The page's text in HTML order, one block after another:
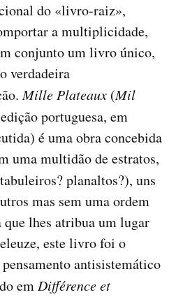
do «livro-raiz»,
a multiplicidade,
conjunto um livro único,
verdadeira
Mille Plateaux (Mil
portuguesa, em
é uma obra concebida
uma multidão de estratos,
planaltos?), uns
mas sem uma ordem
lhes atribua um lugar
este livro foi o
antisistemático
emDifférence et